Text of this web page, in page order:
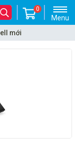
Menu
0
mới